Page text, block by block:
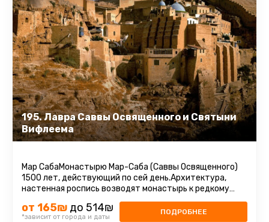
195. Лавра Саввы Освященного и Святыни
Вифлеема
Мар СабаМонастырю Мар-Саба (Саввы Освященного)
1500 лет, действующий по сей день.Архитектура,
настенная роспись возводят монастырь к редкому
произведению искусства.Сейчас ...
от 165₪ до 514₪
*зависит от города и даты
ПОДРОБНЕЕ